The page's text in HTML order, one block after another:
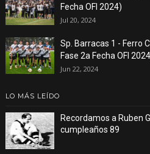
Fecha OFI 2024)
Jul 20, 2024
Sp. Barracas 1 - Ferro
Fase 2a Fecha OFI
Jun 22, 2024
LO MÁS LEÍDO
Recordamos a Ruben
cumpleaños 89